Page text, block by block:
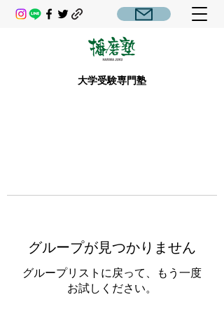
大学受験専門塾
グループが見つかりません
グループリストに戻って、もう一度
お試しください。